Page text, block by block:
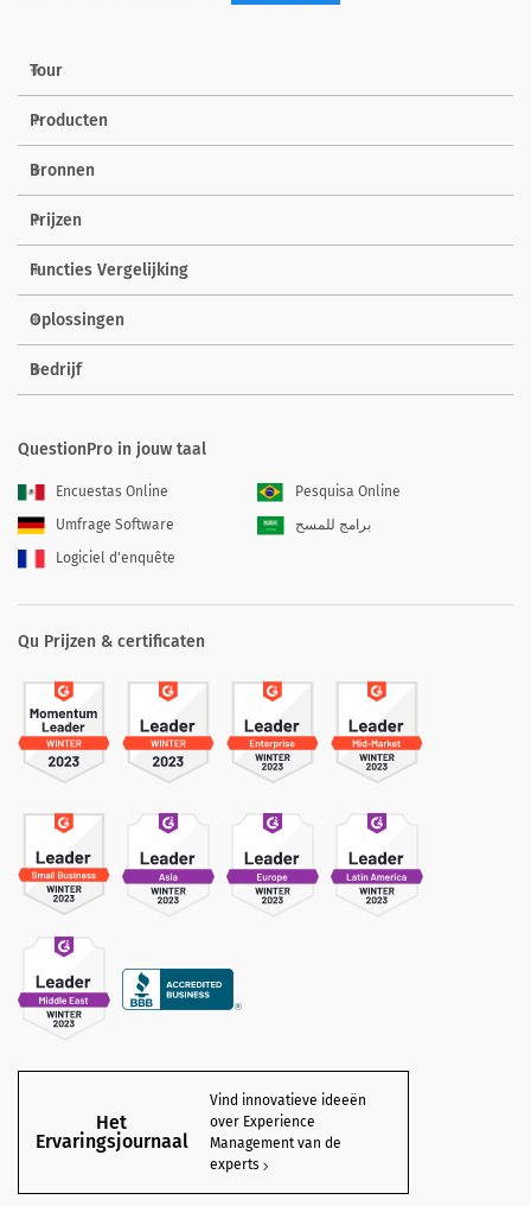
Tour
Producten
Bronnen
Prijzen
Functies Vergelijking
Oplossingen
Bedrijf
QuestionPro in jouw taal
Encuestas Online
Pesquisa Online
Umfrage Software
برامج للمسح
Logiciel d'enquête
Qu Prijzen & certificaten
Het
Ervaringsjournaal
Vind innovatieve ideeën
over Experience
Management van de
experts